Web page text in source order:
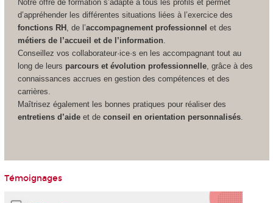
Notre offre de formation s’adapte à tous les profils et permet
d’appréhender les différentes situations liées à l’exercice des
fonctions RH, de l’accompagnement professionnel et des
métiers de l’accueil et de l’information
Conseillez vos collaborateur·ice·s en les accompagnant tout au
long de leurs parcours et évolution professionnelle, grâce à des
connaissances accrues en gestion des compétences et des
carrières.
Maîtrisez également les bonnes pratiques pour réaliser des
entretiens d’aideet de conseil en orientation personnalisés.
Témoignages